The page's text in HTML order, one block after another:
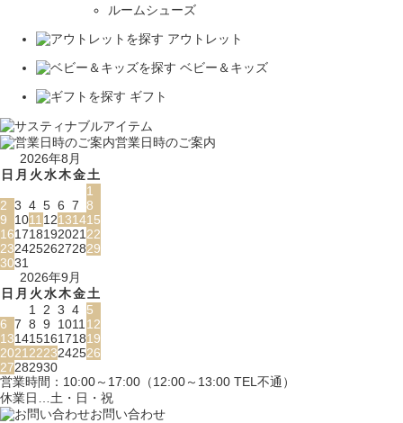
ルームシューズ
アウトレット
ベビー＆キッズ
ギフト
営業日時のご案内
2026年8月
日 月 火水木金土
1
2 3 4 5 6 7 8
9
101112131415
16171819202122
23242526272829
3031
2026年9月
日 月 火水木金土
1 2 3 4 5
6 7 8 9 101112
13141516171819
20212223242526
27282930
営業時間：10:00～17:00（12:00～13:00 TEL不通）
休業日…土・日・祝
お問い合わせ